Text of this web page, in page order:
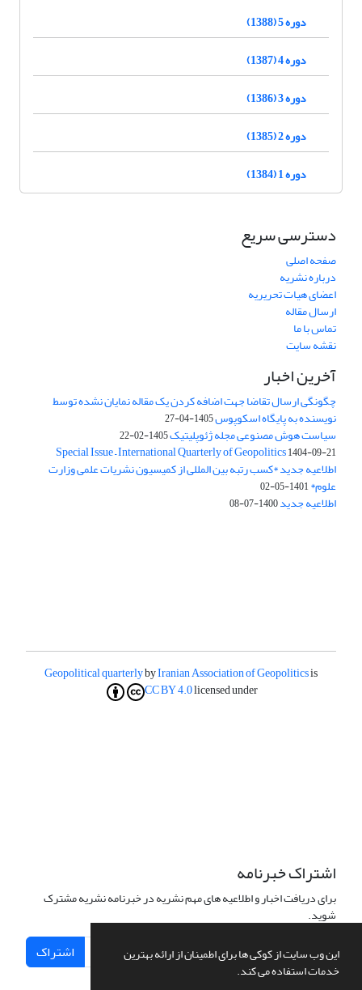
این وب سایت از کوکی ها برای اطمینان از ارائه بهترین
خدمات استفاده می کند.
دوره 5 (1388)
دوره 4 (1387)
دوره 3 (1386)
دوره 2 (1385)
دوره 1 (1384)
دسترسی سریع
صفحه اصلی
درباره نشریه
اعضای هیات تحریریه
ارسال مقاله
تماس با ما
نقشه سایت
آخرین اخبار
چگونگی ارسال تقاضا جهت اضافه کردن یک مقاله نمایان نشده توسط
نویسنده به پایگاه اسکوپوس1405-04-27
سیاست هوش مصنوعی مجله ژئوپلیتیک1405-02-22
Special Issue – International Quarterly of Geopolitics1404-09-21
اطلاعیه جدید *کسب رتبه بین المللی از کمیسیون نشریات علمی وزارت
علوم*1401-05-02
اطلاعیه جدید1400-07-08
Geopolitical quarterlybyIranian Association of Geopoliticsis
licensed under
CC BY 4.0
اشتراک خبرنامه
برای دریافت اخبار و اطلاعیه های مهم نشریه در خبرنامه نشریه مشترک
شوید.
اشتراک